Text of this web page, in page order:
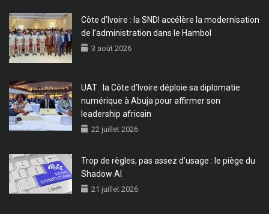
Côte d’Ivoire : la SNDI accélère la modernisation
de l’administration dans le Hambol
3 août 2026
UAT : la Côte d’Ivoire déploie sa diplomatie
numérique à Abuja pour affirmer son
leadership africain
22 juillet 2026
Trop de règles, pas assez d’usage : le piège du
Shadow AI
21 juillet 2026